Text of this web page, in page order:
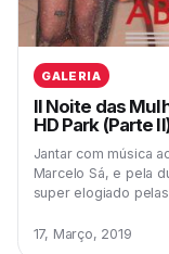
GALERIA
II Noite das
HD Park (Parte
Jantar com música
Marcelo Sá, e pela
super elogiado
17, Março, 2019